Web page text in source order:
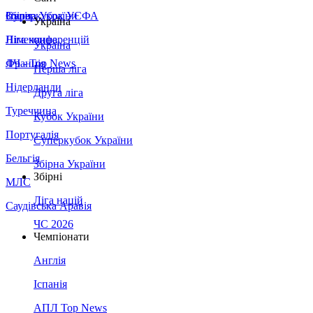
Збірна України
Італія
Німеччина
Франція
Нідерланди
Туреччина
Португалія
Бельгія
МЛС
Саудівська Аравія
Суперкубок УЄФА
Ліга конференцій
ЛЧ - Top News
Україна
Україна
Перша ліга
Друга ліга
Кубок України
Суперкубок України
Збірна України
Збірні
Ліга націй
ЧС 2026
Чемпіонати
Англія
Іспанія
АПЛ Top News